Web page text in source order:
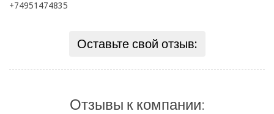
+74951474835
Оставьте свой отзыв:
Отзывы к компании: